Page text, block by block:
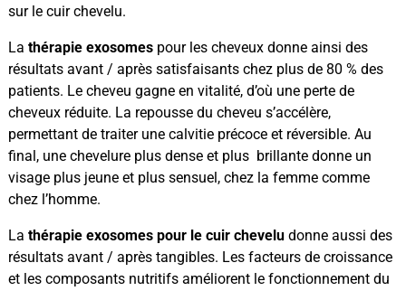
sur le cuir chevelu.
La thérapie exosomespour les cheveux donne ainsi des
résultats avant / après satisfaisants chez plus de 80 % des
patients. Le cheveu gagne en vitalité, d’où une perte de
cheveux réduite. La repousse du cheveu s’accélère,
permettant de traiter une calvitie précoce et réversible. Au
final, une chevelure plus dense et plus brillante donne un
visage plus jeune et plus sensuel, chez la femme comme
chez l’homme.
La thérapie exosomes pour le cuir cheveludonne aussi des
résultats avant / après tangibles. Les facteurs de croissance
et les composants nutritifs améliorent le fonctionnement du